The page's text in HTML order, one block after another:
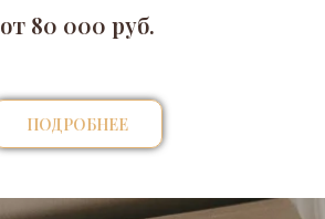
от 80 000 руб.
ПОДРОБНЕЕ